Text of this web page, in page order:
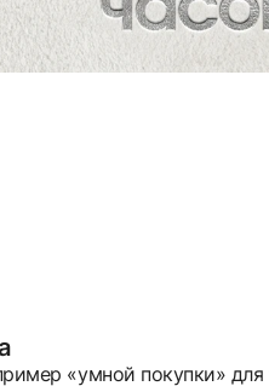
«умной покупки»